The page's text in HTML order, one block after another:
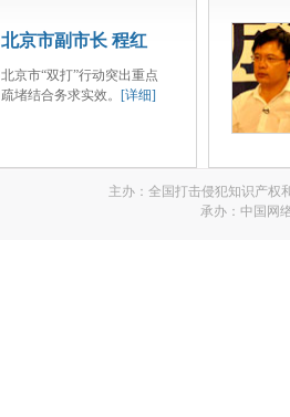
北京市副市长 程红
北京市“双打”行动突出重点
疏堵结合务求实效。 [详细]
主办：全国打击侵犯知识产权
承办：中国网